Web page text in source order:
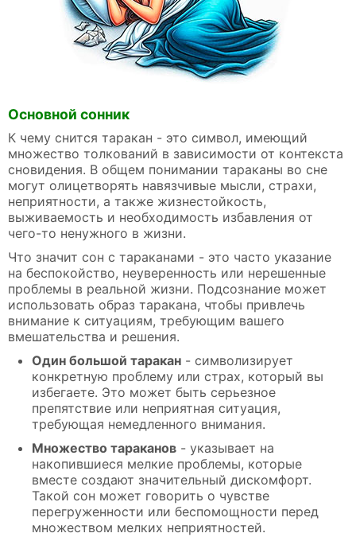
Основной сонник
К чему снится таракан - это символ, имеющий
множество толкований в зависимости от контекста
сновидения. В общем понимании тараканы во сне
могут олицетворять навязчивые мысли, страхи,
неприятности, а также жизнестойкость,
выживаемость и необходимость избавления от
чего-то ненужного в жизни.
Что значит сон с тараканами - это часто указание
на беспокойство, неуверенность или нерешенные
проблемы в реальной жизни. Подсознание может
использовать образ таракана, чтобы привлечь
внимание к ситуациям, требующим вашего
вмешательства и решения.
Один большой таракан - символизирует
конкретную проблему или страх, который вы
избегаете. Это может быть серьезное
препятствие или неприятная ситуация,
требующая немедленного внимания.
Множество тараканов - указывает на
накопившиеся мелкие проблемы, которые
вместе создают значительный дискомфорт.
Такой сон может говорить о чувстве
перегруженности или беспомощности перед
множеством мелких неприятностей.